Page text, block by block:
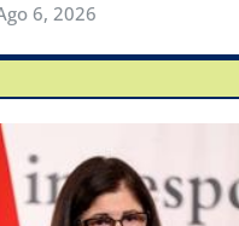
6, 2026